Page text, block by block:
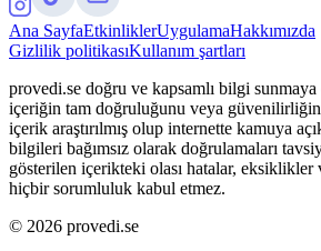
Ana SayfaEtkinliklerUygulamaHakkımızda
Gizlilik politikasıKullanım şartları
provedi.se doğru ve kapsamlı bilgi sunmaya
içeriğin tam doğruluğunu veya
içerik araştırılmış olup internette kamuya
bilgileri bağımsız olarak doğrulamaları
gösterilen içerikteki olası hatalar, eksiklikler
hiçbir sorumluluk kabul etmez.
© 2026 provedi.se